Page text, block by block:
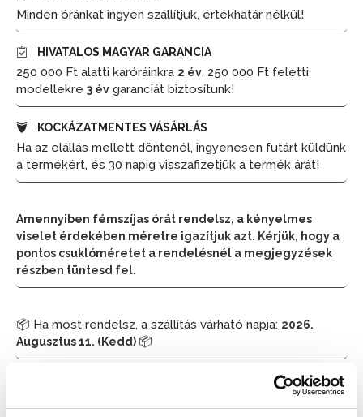
Minden óránkat ingyen szállítjuk, értékhatár nélkül!
HIVATALOS MAGYAR GARANCIA
250 000 Ft alatti karóráinkra 2 év, 250 000 Ft feletti
modellekre 3 év garanciát biztosítunk!
KOCKÁZATMENTES VÁSÁRLÁS
Ha az elállás mellett döntenél, ingyenesen futárt küldünk
a termékért, és 30 napig visszafizetjük a termék árát!
Amennyiben fémszíjas órát rendelsz, a kényelmes
viselet érdekében méretre igazítjuk azt. Kérjük, hogy a
pontos csuklóméretet a rendelésnél a megjegyzések
részben tüntesd fel.
📦 Ha most rendelsz, a szállítás várható napja: 2026.
Augusztus 11. (Kedd) 📦